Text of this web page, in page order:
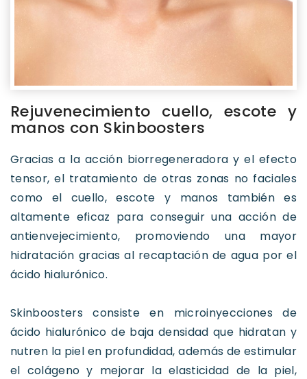
Rejuvenecimiento cuello, escote y
manos con Skinboosters
Gracias a la acción biorregeneradora y el efecto
tensor, el tratamiento de otras zonas no faciales
como el cuello, escote y manos también es
altamente eficaz para conseguir una acción de
antienvejecimiento, promoviendo una mayor
hidratación gracias al recaptación de agua por el
ácido hialurónico.
Skinboosters consiste en microinyecciones de
ácido hialurónico de baja densidad que hidratan y
nutren la piel en profundidad, además de estimular
el colágeno y mejorar la elasticidad de la piel,